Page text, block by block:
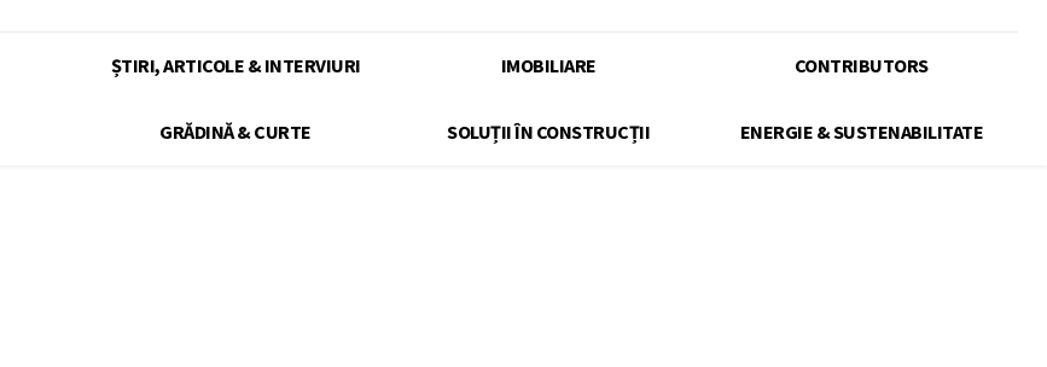
ȘTIRI, ARTICOLE & INTERVIURI IMOBILIARE CONTRIBUTORS
GRĂDINĂ & CURTE SOLUȚII ÎN CONSTRUCȚII ENERGIE & SUSTENABILITATE